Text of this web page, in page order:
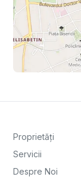
Proprietăți
Servicii
Despre Noi